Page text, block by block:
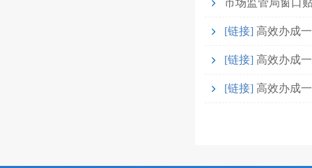
市场监管局窗口
[链接] 高效办成
[链接] 高效办成
[链接] 高效办成